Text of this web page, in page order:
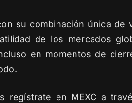
su combinación única de
de los mercados
en momentos de
regístrate en MEXC a